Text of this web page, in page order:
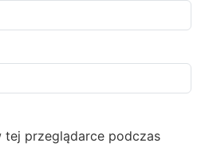
tej przeglądarce podczas